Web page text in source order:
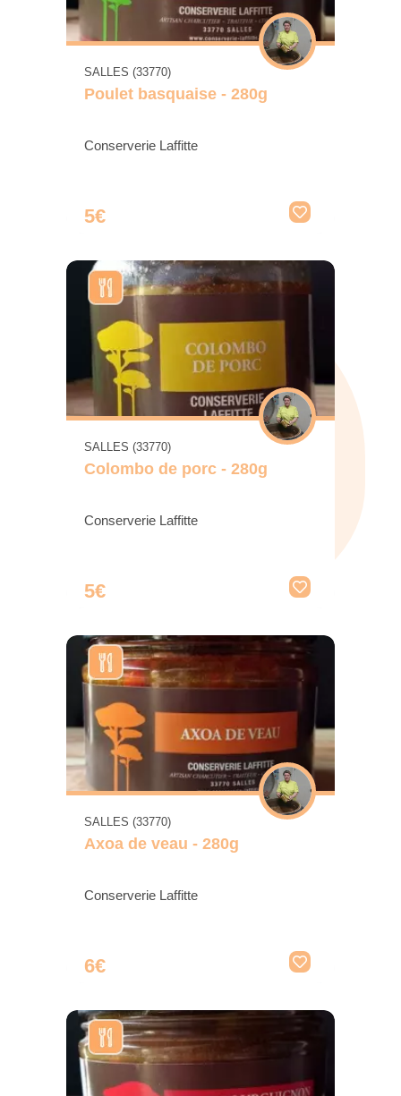
SALLES (33770)
Poulet basquaise - 280g
Conserverie Laffitte
5€
SALLES (33770)
Colombo de porc - 280g
Conserverie Laffitte
5€
SALLES (33770)
Axoa de veau - 280g
Conserverie Laffitte
6€